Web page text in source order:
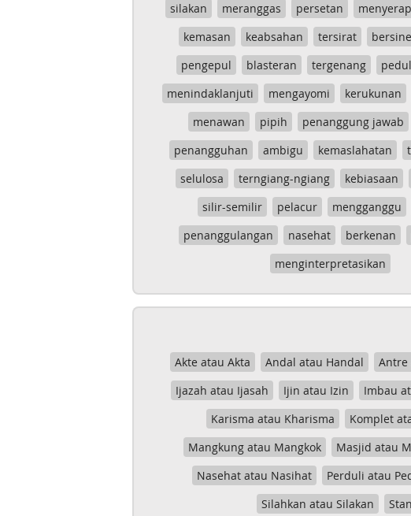
silakan
meranggas persetan menyerap
kemasan
keabsahan tersirat
pengepul
blasteran tergenang
menindaklanjuti
mengayomi kerukunan
menawan
pipih penanggung jawab
penangguhan
ambigu kemaslahatan
selulosa
terngiang-ngiang kebiasaan
silir-semilir
pelacur mengganggu
penanggulangan
nasehat berkenan
menginterpretasikan
Akte atau Akta Andal atau Handal Antre
Ijazah atau Ijasah
Ijin atau Izin Imbau
Karisma atau Kharisma
Komplet
Mangkung atau Mangkok
Masjid atau
Nasehat atau Nasihat
Perduli atau
Silahkan atau Silakan